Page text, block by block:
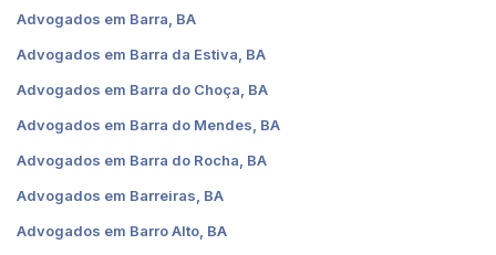
Advogados em Barra, BA
Advogados em Barra da Estiva, BA
Advogados em Barra do Choça, BA
Advogados em Barra do Mendes, BA
Advogados em Barra do Rocha, BA
Advogados em Barreiras, BA
Advogados em Barro Alto, BA